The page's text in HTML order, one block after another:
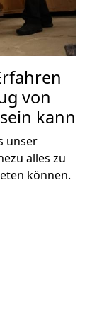
von
kann
unser
alles zu
können.